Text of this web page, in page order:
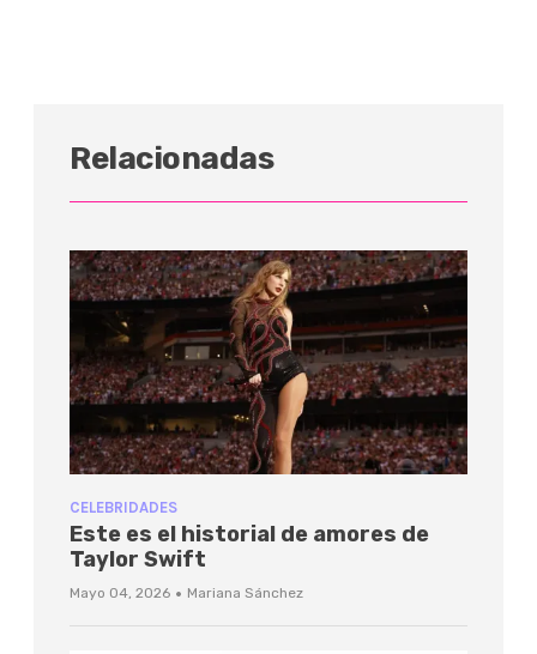
Relacionadas
CELEBRIDADES
Este es el historial de amores de
Taylor Swift
Mayo 04, 2026 · Mariana Sánchez